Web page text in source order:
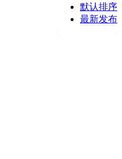
默认排序
最新发布